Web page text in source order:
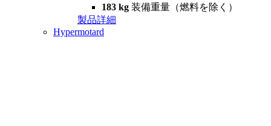
183 kg 装備重量（燃料を除く）
製品詳細
Hypermotard